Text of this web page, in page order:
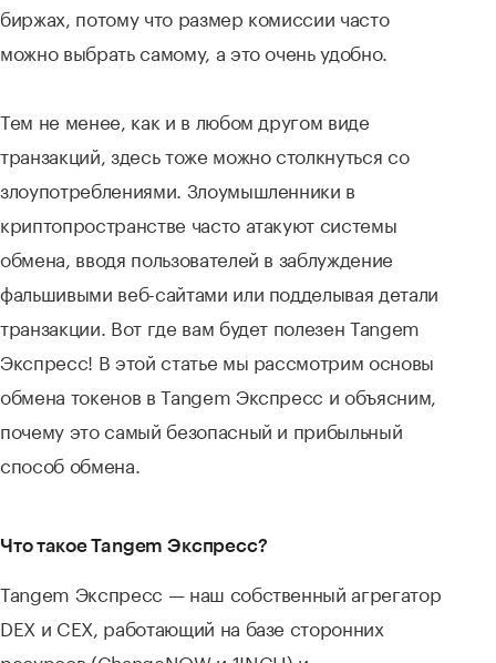
биржах, потому что размер комиссии часто
можно выбрать самому, а это очень удобно.
Тем не менее, как и в любом другом виде
транзакций, здесь тоже можно столкнуться со
злоупотреблениями. Злоумышленники в
криптопространстве часто атакуют системы
обмена, вводя пользователей в заблуждение
фальшивыми веб-сайтами или подделывая детали
транзакции. Вот где вам будет полезен Tangem
Экспресс! В этой статье мы рассмотрим основы
обмена токенов в Tangem Экспресс и объясним,
почему это самый безопасный и прибыльный
способ обмена.
Что такое Tangem Экспресс?
Tangem Экспресс — наш собственный агрегатор
DEX и CEX, работающий на базе сторонних